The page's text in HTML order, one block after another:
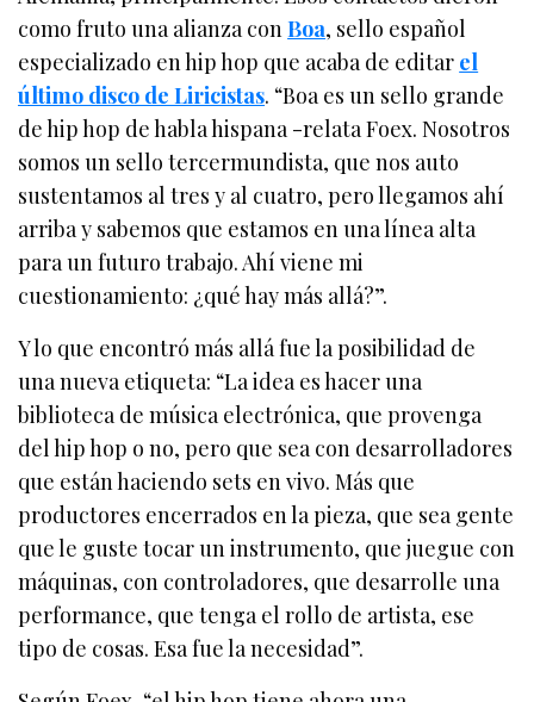
como fruto una alianza conBoa, sello español
especializado en hip hop que acaba de editar el
último disco de Liricistas. “Boa es un sello grande
de hip hop de habla hispana -relata Foex. Nosotros
somos un sello tercermundista, que nos auto
sustentamos al tres y al cuatro, pero llegamos ahí
arriba y sabemos que estamos en una línea alta
para un futuro trabajo. Ahí viene mi
cuestionamiento: ¿qué hay más allá?”.
Y lo que encontró más allá fue la posibilidad de
una nueva etiqueta: “La idea es hacer una
biblioteca de música electrónica, que provenga
del hip hop o no, pero que sea con desarrolladores
que están haciendo sets en vivo. Más que
productores encerrados en la pieza, que sea gente
que le guste tocar un instrumento, que juegue con
máquinas, con controladores, que desarrolle una
performance, que tenga el rollo de artista, ese
tipo de cosas. Esa fue la necesidad”.